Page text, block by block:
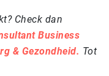
Check dan
Business
& Gezondheid. Tot